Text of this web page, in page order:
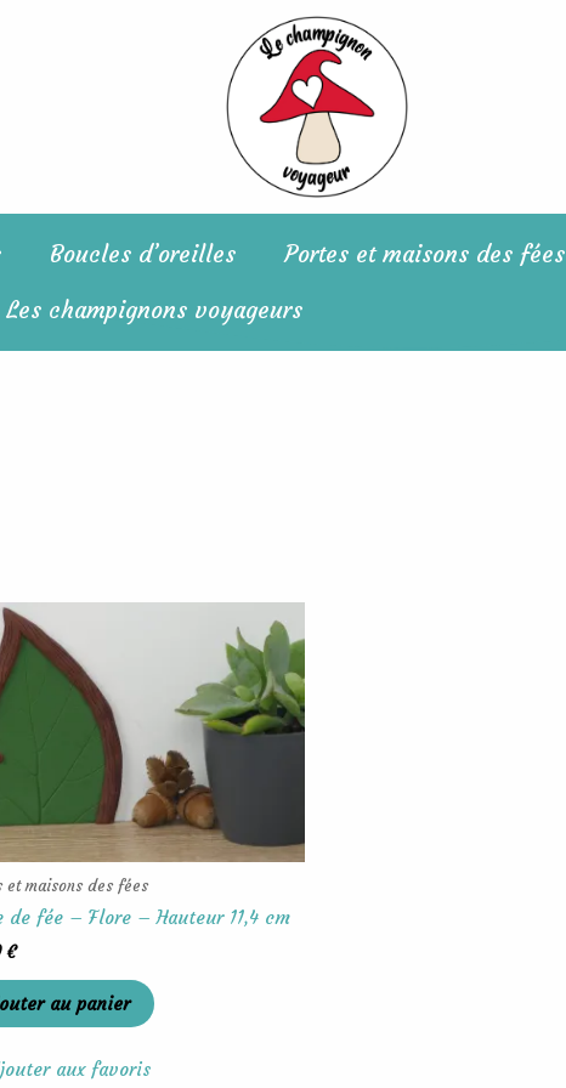
Boucles d’oreilles Portes et maisons des fées
Les champignons voyageurs
et maisons des fées
de fée – Flore – Hauteur 11,4 cm
€
au panier
aux favoris